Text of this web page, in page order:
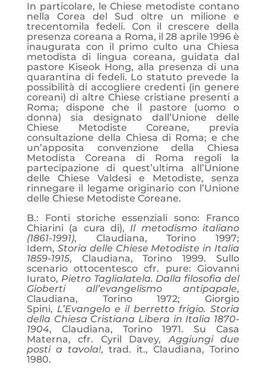
In particolare, le Chiese metodiste contano
nella Corea del Sud oltre un milione e
trecentomila fedeli. Con il crescere della
presenza coreana a Roma, il 28 aprile 1996 è
inaugurata con il primo culto una Chiesa
metodista di lingua coreana, guidata dal
pastore Kiseok Hong, alla presenza di una
quarantina di fedeli. Lo statuto prevede la
possibilità di accogliere credenti (in genere
coreani) di altre Chiese cristiane presenti a
Roma; dispone che il pastore (uomo o
donna) sia designato dall’Unione delle
Chiese Metodiste Coreane, previa
consultazione della Chiesa di Roma; e che
un’apposita convenzione della Chiesa
Metodista Coreana di Roma regoli la
partecipazione di quest’ultima all’Unione
delle Chiese Valdesi e Metodiste, senza
rinnegare il legame originario con l’Unione
delle Chiese Metodiste Coreane.
B.: Fonti storiche essenziali sono: Franco
Chiarini (a cura di), Il metodismo italiano
(1861-1991), Claudiana, Torino 1997;
Idem, Storia delle Chiese Metodiste in Italia
1859-1915, Claudiana, Torino 1999. Sullo
scenario ottocentesco cfr. pure: Giovanni
Iurato, Pietro Taglialatela. Dalla filosofia del
Gioberti all’evangelismo antipapale,
Claudiana, Torino 1972; Giorgio
Spini, L’Evangelo e il berretto frigio. Storia
della Chiesa Cristiana Libera in Italia 1870-
1904, Claudiana, Torino 1971. Su Casa
Materna, cfr. Cyril Davey,Aggiungi due
posti a tavola!, trad. it., Claudiana, Torino
1980.